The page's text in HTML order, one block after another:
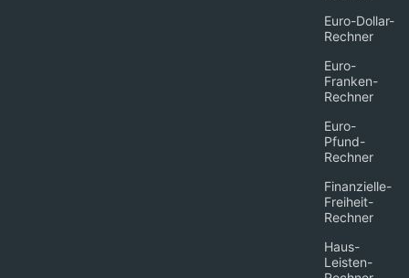
Euro-Dollar-
Rechner
Euro-
Franken-
Rechner
Euro-
Pfund-
Rechner
Finanzielle-
Freiheit-
Rechner
Haus-
Leisten-